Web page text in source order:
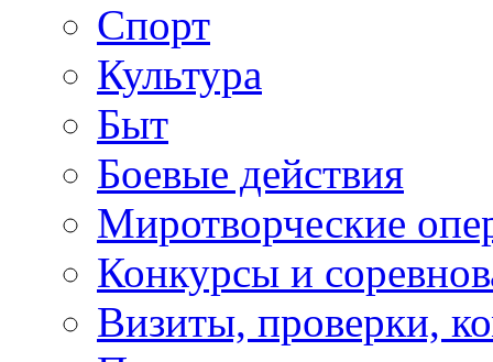
Спорт
Культура
Быт
Боевые действия
Миротворческие
Конкурсы и
Визиты, проверки,